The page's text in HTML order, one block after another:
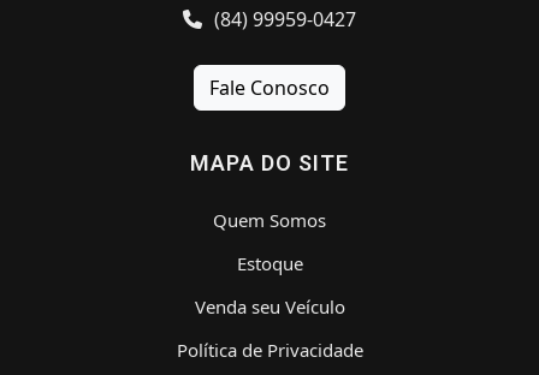
(84) 99959-0427
Fale Conosco
MAPA DO SITE
Quem Somos
Estoque
Venda seu Veículo
Política de Privacidade